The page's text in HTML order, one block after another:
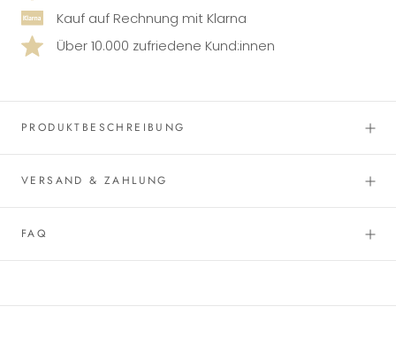
Kauf auf Rechnung mit Klarna
Über 10.000 zufriedene Kund:innen
PRODUKTBESCHREIBUNG
VERSAND & ZAHLUNG
FAQ